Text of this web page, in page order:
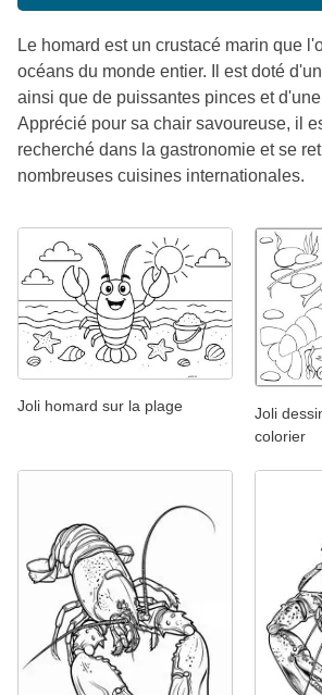
Le homard est un crustacé marin que
océans du monde entier. Il est doté
ainsi que de puissantes pinces et
Apprécié pour sa chair savoureuse, il
recherché dans la gastronomie et se
nombreuses cuisines internationales.
Joli homard sur la plage
Joli
colorier